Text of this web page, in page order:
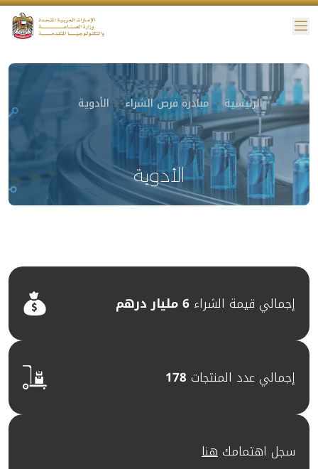
الوصول
الرئيسية مبادرة فرص الشراء الأدوية
الأدوية
إجمالي قيمة الشراء 6 مليار درهم
إجمالي عدد المنتجات 178
سجل اهتمامك هنا